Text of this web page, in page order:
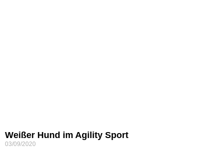
Weißer Hund im Agility Sport
03/09/2020